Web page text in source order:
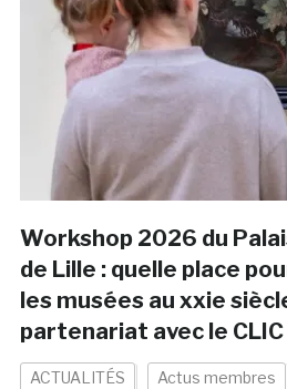
Workshop 2026 du
de Lille : quelle place
les musées au xxie
partenariat avec le CLIC
ACTUALITÉS Actus membres